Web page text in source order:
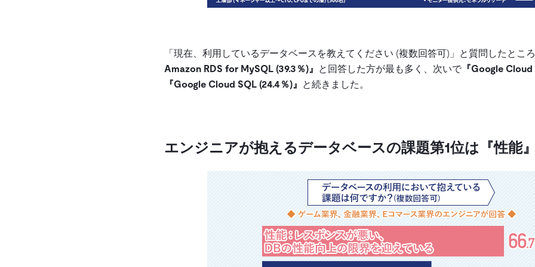
「現在、利用しているデータベースを教えてください (複数回答可)」と質問したとこ
Amazon RDS for MySQL (39.3％)』 と回答した方が最も多く、次いで『Google Cloud
『Google Cloud SQL (24.4％)』 と続きました。
エンジニアが抱えるデータベースの課題第1位は『性能